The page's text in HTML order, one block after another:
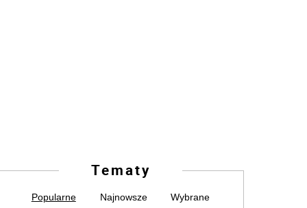
Tematy
Popularne Najnowsze Wybrane